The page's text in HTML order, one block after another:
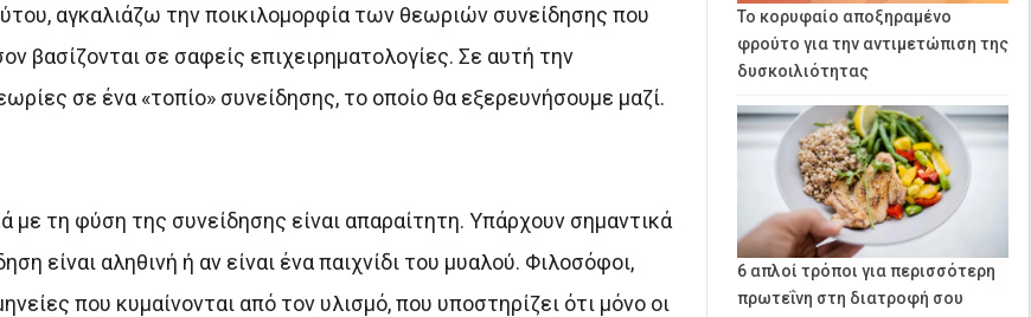
αγκαλιάζω την ποικιλομορφία των θεωριών συνείδησης που
βασίζονται σε σαφείς επιχειρηματολογίες. Σε αυτή την
σε ένα «τοπίο» συνείδησης, το οποίο θα εξερευνήσουμε μαζί.
με τη φύση της συνείδησης είναι απαραίτητη. Υπάρχουν σημαντικά
είναι αληθινή ή αν είναι ένα παιχνίδι του μυαλού. Φιλοσόφοι,
που κυμαίνονται από τον υλισμό, που υποστηρίζει ότι μόνο οι
Το κορυφαίο αποξηραμένο
φρούτο για την αντιμετώπιση της
δυσκοιλιότητας
6 απλοί τρόποι για περισσότερη
πρωτεΐνη στη διατροφή σου